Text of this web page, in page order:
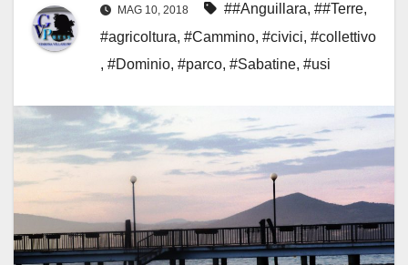
MAG 10, 2018 ##Anguillara, ##Terre,
#agricoltura, #Cammino, #civici, #collettivo
, #Dominio, #parco, #Sabatine, #usi